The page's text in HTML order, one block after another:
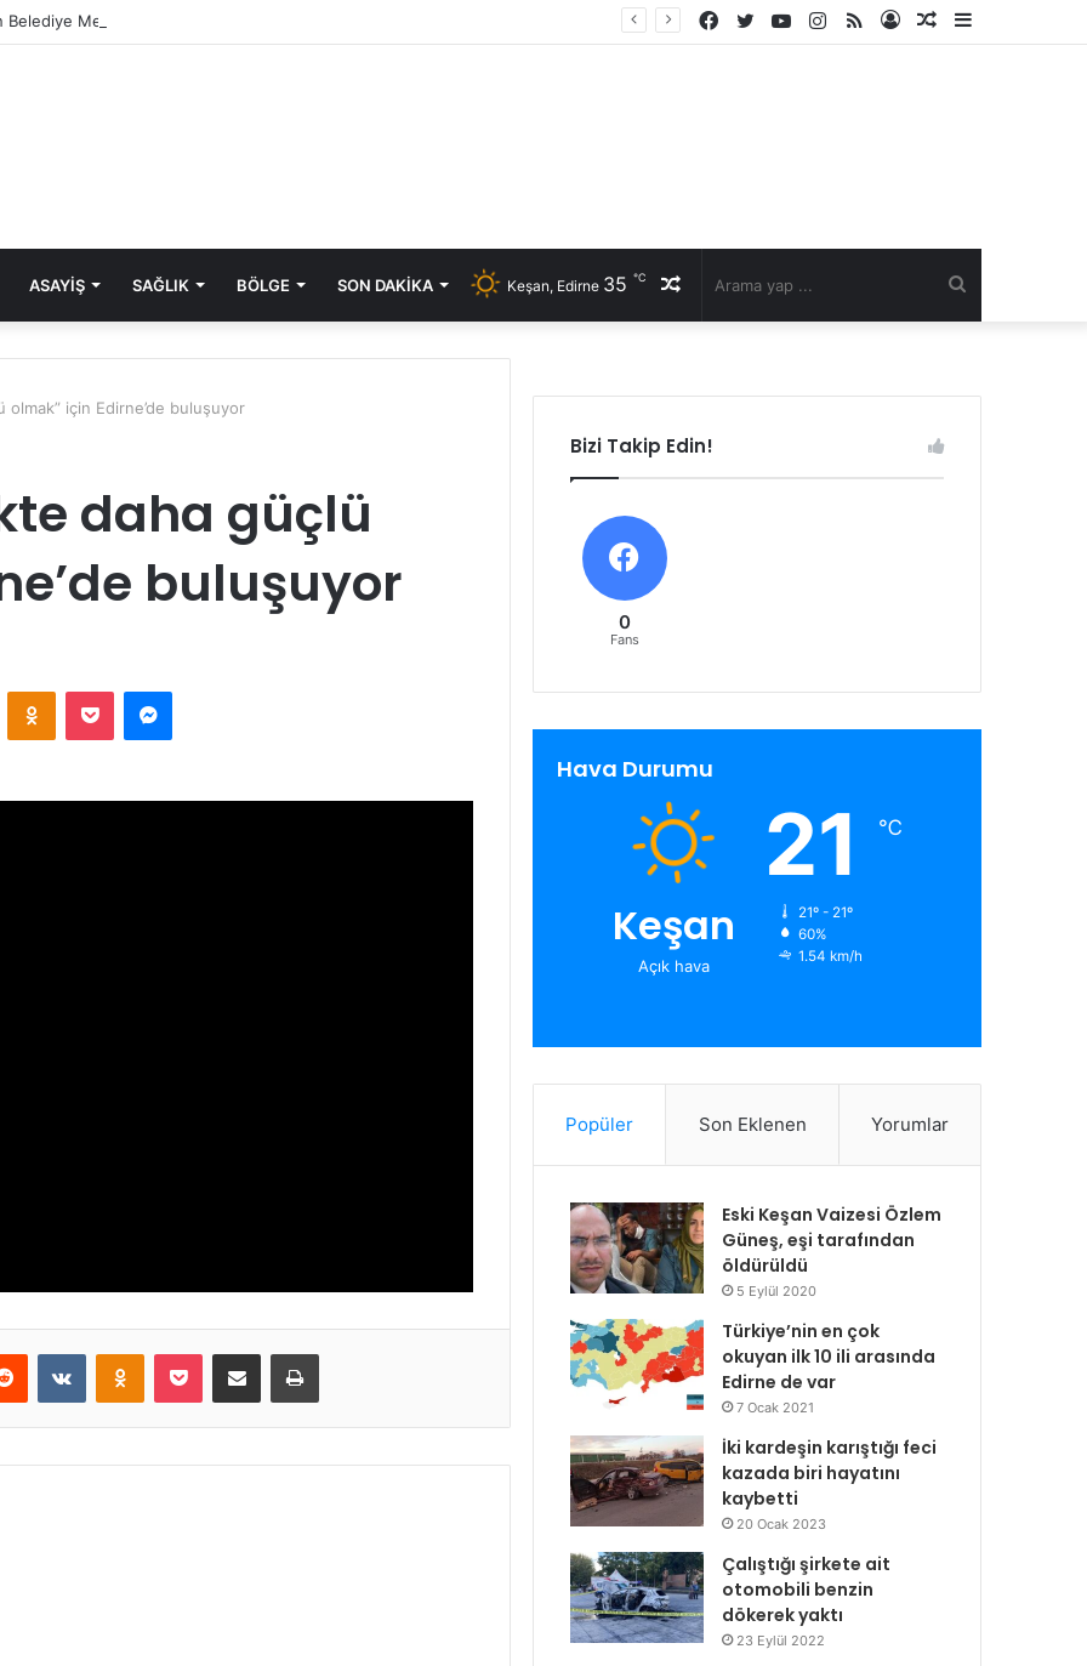
Belediye Meclisi 10 Ağustos’ta olağanüstü toplanacak
Rastgele
Kayıt
RSS
Instagram
YouTube
Twitter
Facebook
ASAYIŞ SAĞLIK BÖLGE SON DAKIKA Rastgele
Keşan, Edirne 35 ℃
olmak” için Edirne’de buluşuyor
daha güçlü
buluşuyor
Bizi Takip Edin!
0
Fans
Hava Durumu
Keşan
Açık hava
21 ℃
21º - 21º
60%
1.54 km/h
Popüler Son Eklenen Yorumlar
Eski Keşan Vaizesi Özlem
Güneş, eşi tarafından
öldürüldü
5 Eylül 2020
Türkiye’nin en çok
okuyan ilk 10 ili arasında
Edirne de var
7 Ocak 2021
İki kardeşin karıştığı feci
kazada biri hayatını
kaybetti
20 Ocak 2023
Çalıştığı şirkete ait
otomobili benzin
dökerek yaktı
23 Eylül 2022